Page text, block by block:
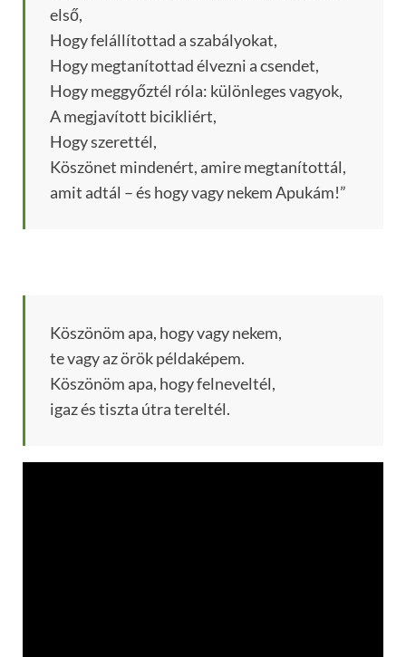
első,
Hogy felállítottad a szabályokat,
Hogy megtanítottad élvezni a csendet,
Hogy meggyőztél róla: különleges vagyok,
A megjavított bicikliért,
Hogy szerettél,
Köszönet mindenért, amire megtanítottál,
amit adtál – és hogy vagy nekem Apukám!”
Köszönöm apa, hogy vagy nekem,
te vagy az örök példaképem.
Köszönöm apa, hogy felneveltél,
igaz és tiszta útra tereltél.